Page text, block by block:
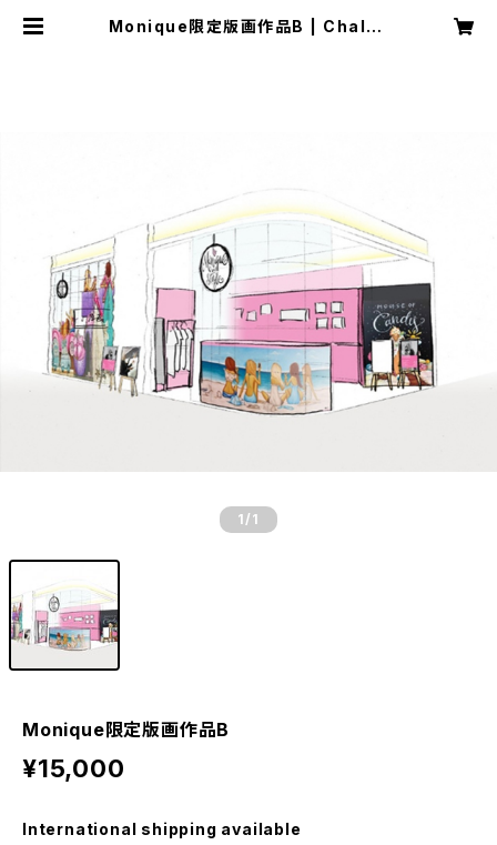
Monique限定版画作品B | Chalka
1 /1
Monique限定版画作品B
¥15,000
International shipping available